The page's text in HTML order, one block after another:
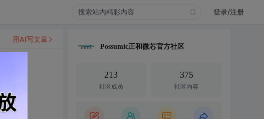
登录/注册
用AI写文章
Possumic正和微芯官方社区
213
社区成员
375
社区内容